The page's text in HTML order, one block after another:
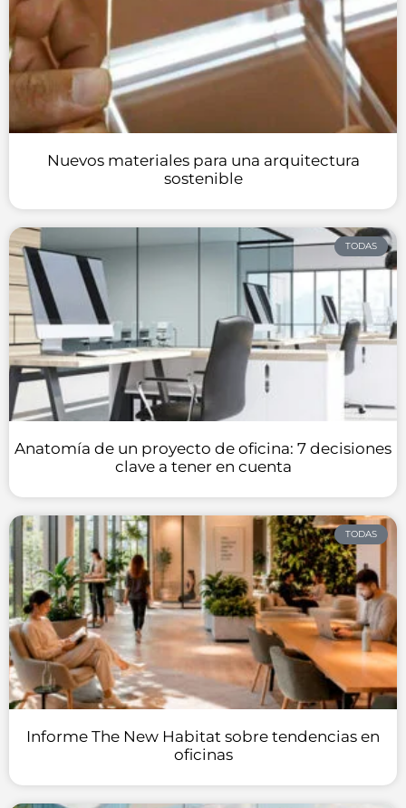
Nuevos materiales para una arquitectura
sostenible
TODAS
Anatomía de un proyecto de oficina: 7 decisiones
clave a tener en cuenta
TODAS
Informe The New Habitat sobre tendencias en
oficinas